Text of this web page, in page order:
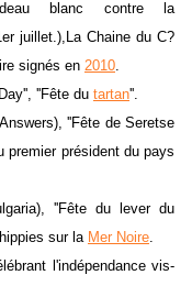
blanc contre la
juillet.),La Chaine du C?
signés en 2010.
''Fête du tartan''.
''Fête de Seretse
premier président du pays
''Fête du lever du
sur la Mer Noire.
l'indépendance vis-